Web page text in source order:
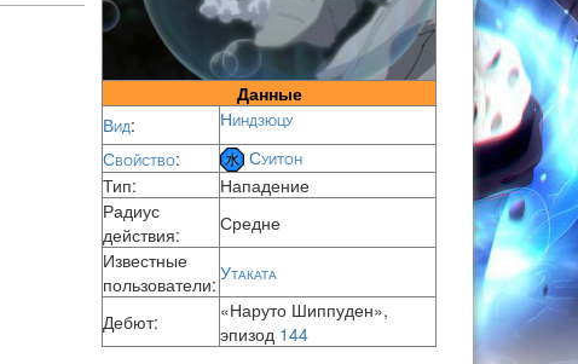
Данные
Вид:
Ниндзюцу
Свойство:
Суитон
Тип:
Нападение
Радиус
действия:
Средне
Известные
пользователи: Утаката
Дебют:
«Наруто Шиппуден»,
эпизод 144